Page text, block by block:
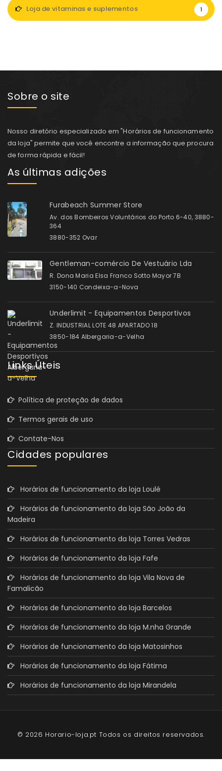
Loja de vitaminas e suplementos 1
Sobre o site
Nosso diretório especializado em "Horários de funcionamento
da loja" permite que você encontre a informação que procura
de forma rápida e fácil!
As últimas adições
Furabeach Summer Store
Av. dos Bombeiros Voluntários do Porto 6-40, 3880-
364
3880-352 Ovar
Gentleman-comércio De Vestuário Lda
R. Dona Maria Elsa Franco Sotto Mayor 7B
3150-140 Condeixa-a-Nova
Underlimit - Equipamentos Desportivos
Z. INDUSTRIAL LOTE 48 APARTADO 18
3850-184 Albergaria-a-Velha
Links Úteis
Política de proteção de dados
Termos gerais de uso
Contate-Nos
Cidades populares
Horários de funcionamento da loja Loulé
Horários de funcionamento da loja São João da
Madeira
Horários de funcionamento da loja Torres Vedras
Horários de funcionamento da loja Fafe
Horários de funcionamento da loja Vila Nova de
Famalicão
Horários de funcionamento da loja Barcelos
Horários de funcionamento da loja M.nha Grande
Horários de funcionamento da loja Matosinhos
Horários de funcionamento da loja Fátima
Horários de funcionamento da loja Mirandela
© 2026 Horario-loja.pt Todos os direitos reservados.